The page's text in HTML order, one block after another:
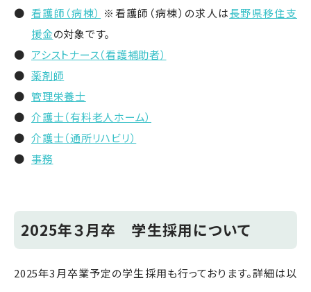
看護師（病棟） ※看護師（病棟）の求人は長野県移住支
援金の対象です。
アシストナース（看護補助者）
薬剤師
管理栄養士
介護士（有料老人ホーム）
介護士（通所リハビリ）
事務
2025年３月卒 学生採用について
2025年3月卒業予定の学生採用も行っております。詳細は以